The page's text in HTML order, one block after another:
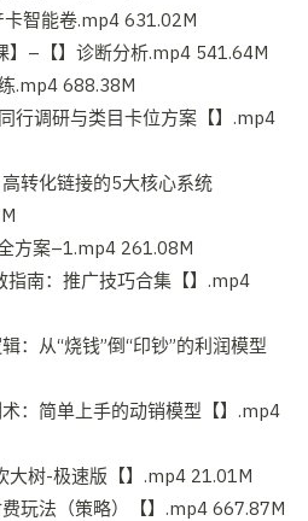
智能卷.mp4 631.02M
–【】诊断分析.mp4 541.64M
.mp4 688.38M
行调研与类目卡位方案【】.mp4
转化链接的5大核心系统
方案–1.mp4 261.08M
南：推广技巧合集【】.mp4
：从“烧钱”倒“印钞”的利润模型
：简单上手的动销模型【】.mp4
树-极速版【】.mp4 21.01M
玩法（策略）【】.mp4 667.87M